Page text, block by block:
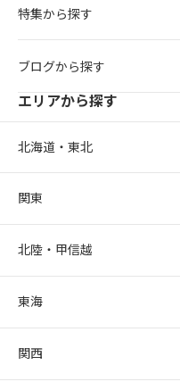
特集から探す
ブログから探す
エリアから探す
北海道・東北
関東
北陸・甲信越
東海
関西